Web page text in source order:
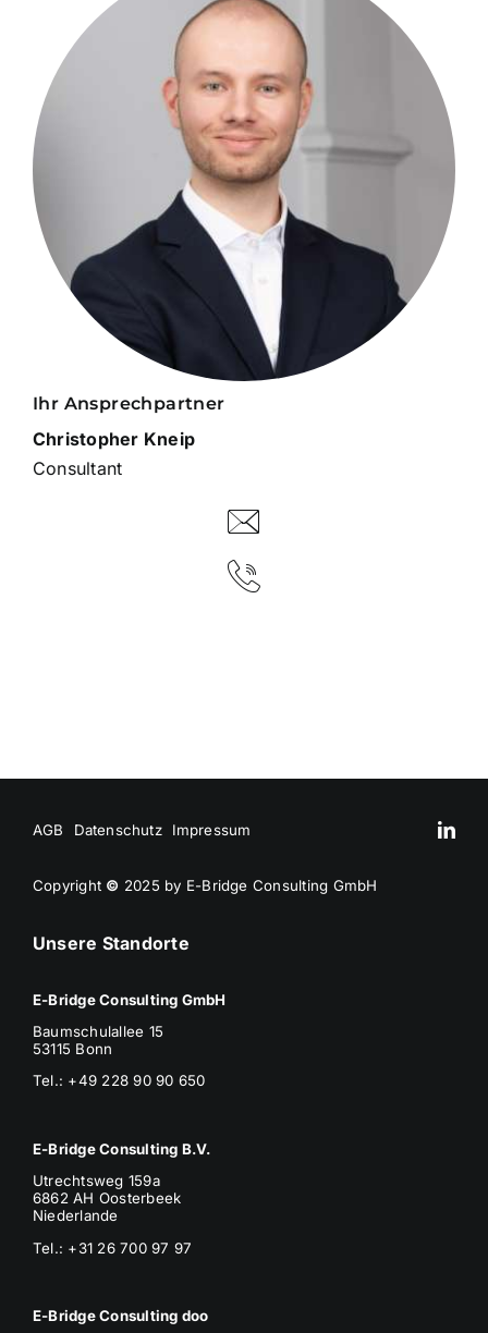
Ihr Ansprechpartner
Christopher Kneip
Consultant
AGB Datenschutz Impressum
Copyright © 2025 by E-Bridge Consulting GmbH
Unsere Standorte
E-Bridge Consulting GmbH
Baumschulallee 15
53115 Bonn
Tel.: +49 228 90 90 650
E-Bridge Consulting B.V.
Utrechtsweg 159a
6862 AH Oosterbeek
Niederlande
Tel.: +31 26 700 97 97
E-Bridge Consulting doo